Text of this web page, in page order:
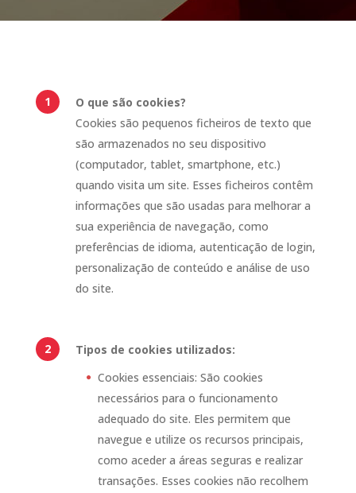
O que são cookies?
Cookies são pequenos ficheiros de texto que
são armazenados no seu dispositivo
(computador, tablet, smartphone, etc.)
quando visita um site. Esses ficheiros contêm
informações que são usadas para melhorar a
sua experiência de navegação, como
preferências de idioma, autenticação de login,
personalização de conteúdo e análise de uso
do site.
Tipos de cookies utilizados:
Cookies essenciais: São cookies
necessários para o funcionamento
adequado do site. Eles permitem que
navegue e utilize os recursos principais,
como aceder a áreas seguras e realizar
transações. Esses cookies não recolhem